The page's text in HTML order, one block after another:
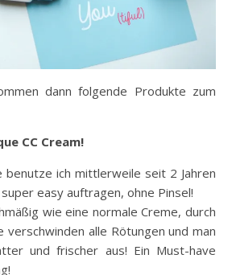
dann folgende Produkte zum
CC Cream!
benutze ich mittlerweile seit 2 Jahren
easy auftragen, ohne Pinsel!
wie eine normale Creme, durch
verschwinden alle Rötungen und man
und frischer aus! Ein Must-have